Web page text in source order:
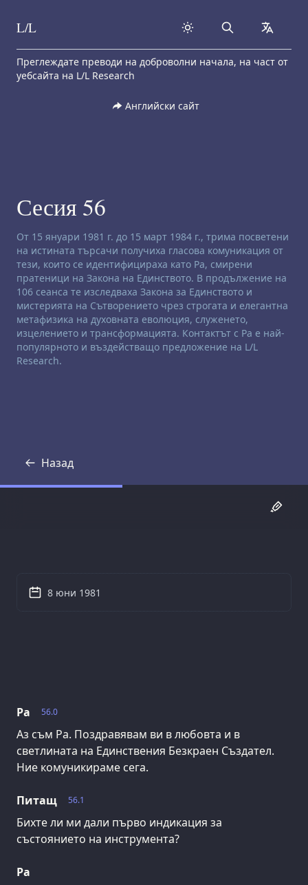
Skip to content
L/L Search
Преглеждате преводи на доброволни начала, на част от
уебсайта на L/L Research
Английски сайт
Сесия 56
Отказ от отговорност за ченълинг:
От 15 януари 1981 г. до 15 март 1984 г., трима посветени
на истината търсачи получиха гласова комуникация от
тези, които се идентифицираха като Ра, смирени
пратеници на Закона на Единството. В продължение на
106 сеанса те изследваха Закона за Единството и
мистерията на Сътворението чрез строгата и елегантна
метафизика на духовната еволюция, служенето,
изцелението и трансформацията. Контактът с Ра е най-
популярното и въздействащо предложение на L/L
Research.
Назад
Препис
56.0
Ра
Аз съм Ра. Поздравявам ви в любовта и в
светлината на Единствения Безкраен Създател.
Ние комуникираме сега.
56.1
Питащ
Бихте ли ми дали първо индикация за
състоянието на инструмента?
Ра
8 юни 1981